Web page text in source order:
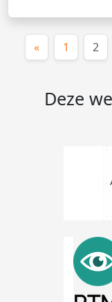
« 1 2
Deze